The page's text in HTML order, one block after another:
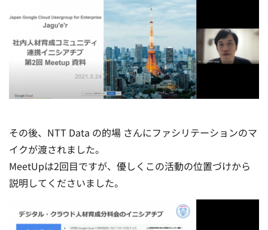
その後、NTT Data の的場 さんにファシリテーションのマ
イクが渡されました。
MeetUpは2回目ですが、優しくこの活動の位置づけから
説明してくださいました。